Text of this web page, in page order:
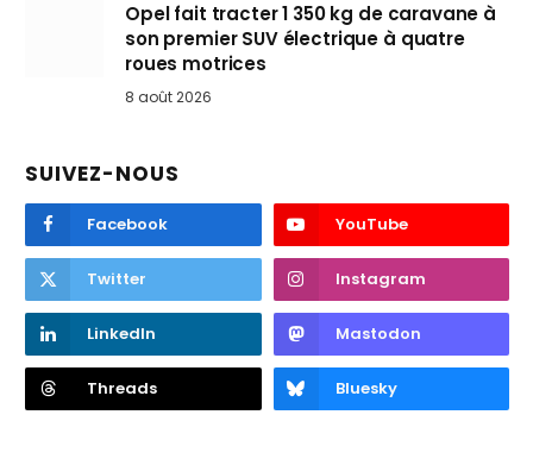
Opel fait tracter 1 350 kg de caravane à
son premier SUV électrique à quatre
roues motrices
8 août 2026
SUIVEZ-NOUS
Facebook YouTube
Twitter Instagram
LinkedIn Mastodon
Threads Bluesky